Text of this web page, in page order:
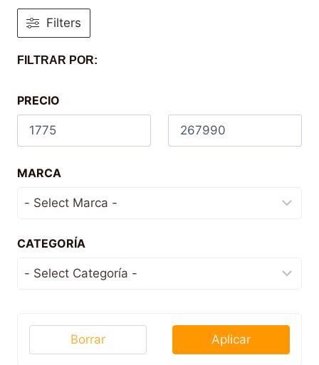
Filters
FILTRAR POR:
PRECIO
MARCA
CATEGORÍA
Aplicar
Borrar